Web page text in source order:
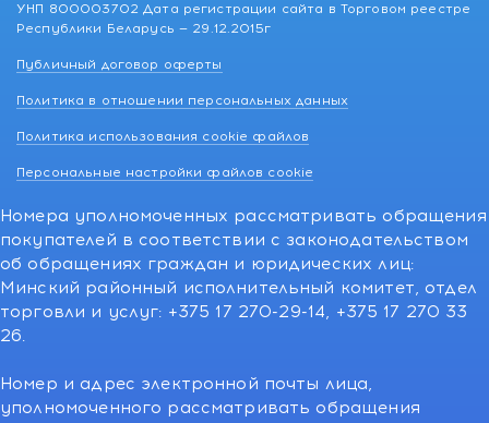
УНП 800003702 Дата регистрации сайта в Торговом реестре
Республики Беларусь — 29.12.2015г
Публичный договор оферты
Политика в отношении персональных данных
Политика использования cookie файлов
Персональные настройки файлов cookie
Номера уполномоченных рассматривать обращения
покупателей в соответствии с законодательством
об обращениях граждан и юридических лиц:
Минский районный исполнительный комитет, отдел
торговли и услуг: +375 17 270-29-14, +375 17 270 33
26.
Номер и адрес электронной почты лица,
уполномоченного рассматривать обращения